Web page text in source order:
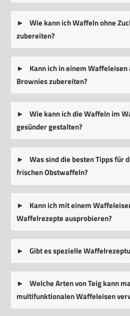
Wie kann ich Waffeln ohne
zubereiten?
Kann ich in einem
Brownies zubereiten?
Wie kann ich die Waffeln im
gesünder gestalten?
Was sind die besten Tipps für
frischen Obstwaffeln?
Kann ich mit einem
Waffelrezepte ausprobieren?
Gibt es spezielle
Welche Arten von Teig kann
multifunktionalen Waffeleisen